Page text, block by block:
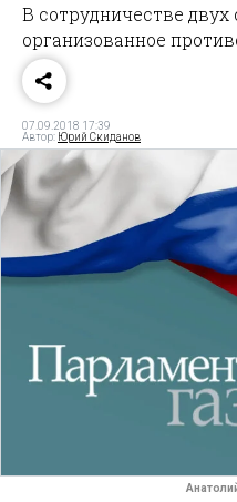
В сотрудничестве двух
организованное
07.09.2018 17:39
Автор: Юрий Скиданов